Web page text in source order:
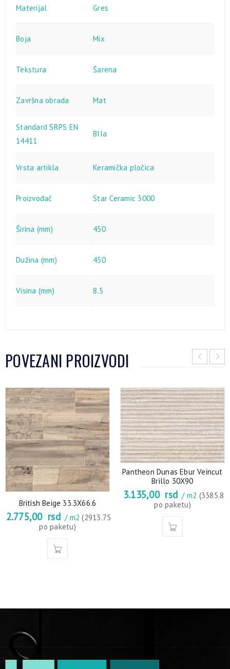
Materijal Gres
Boja Mix
Tekstura Šarena
Završna obrada Mat
Standard SRPS EN
14411
BIIa
Vrsta artikla Keramička pločica
Proizvođač Star Ceramic 3000
Širina (mm) 450
Dužina (mm) 450
Visina (mm) 8.5
POVEZANI PROIZVODI
British Beige 33.3X66.6
2.775,00 rsd / m2(2913.75
po paketu)
Pantheon Dunas Ebur Veincut
Brillo 30X90
3.135,00 rsd / m2 (3385.8
po paketu)